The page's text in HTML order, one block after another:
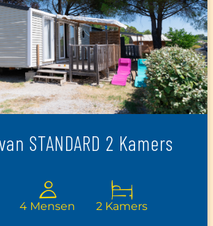
STANDARD 2 Kamers
4 Mensen 2 Kamers